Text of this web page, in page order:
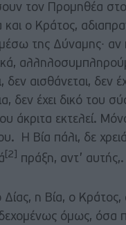
τον Προμηθέα
ο Κράτος,
της Δύναμης∙ αν
δεν αισθάνεται, δεν
δεν έχει δικό του
άκριτα εκτελεί.
Η Βία πάλι, δε
[2] πράξη, αντ’ αυτής,.
η Βία, ο
όμως, όσα